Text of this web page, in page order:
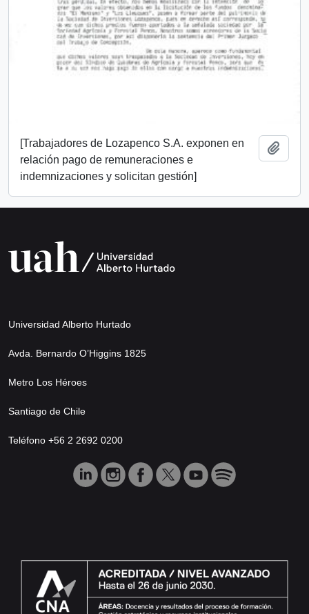
[Trabajadores de Lozapenco S.A. exponen en
relación pago de remuneraciones e
indemnizaciones y solicitan gestión]
Universidad Alberto Hurtado
Avda. Bernardo O’Higgins 1825
Metro Los Héroes
Santiago de Chile
Teléfono +56 2 2692 0200